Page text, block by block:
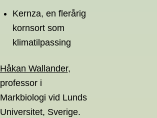
Kernza, en flerårig
kornsort som
klimatilpassing
Håkan Wallander,
professor i
Markbiologi vid Lunds
Universitet, Sverige.